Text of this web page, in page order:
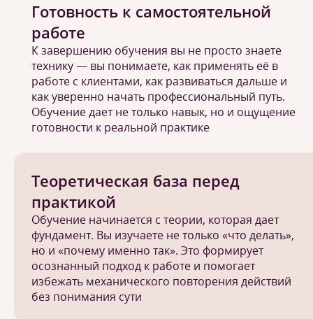
Теоретическая база перед
практикой
Обучение начинается с теории, которая дает
фундамент. Вы изучаете не только «что делать»,
но и «почему именно так». Это формирует
осознанный подход к работе и помогает
избежать механического повторения действий
без понимания сути
Готовность к самостоятельной
работе
К завершению обучения вы не просто знаете
технику — вы понимаете, как применять её в
работе с клиентами, как развиваться дальше и
как уверенно начать профессиональный путь.
Обучение дает не только навык, но и ощущение
готовности к реальной практике